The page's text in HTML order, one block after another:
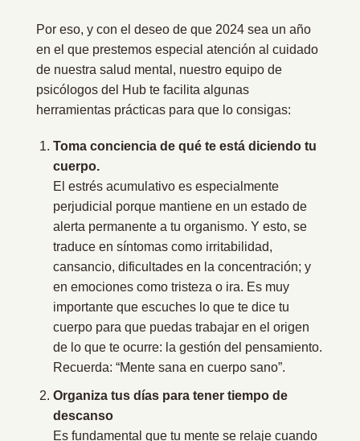
Por eso, y con el deseo de que 2024 sea un año
en el que prestemos especial atención al cuidado
de nuestra salud mental, nuestro equipo de
psicólogos del Hub te facilita algunas
herramientas prácticas para que lo consigas:
Toma conciencia de qué te está diciendo tu
cuerpo.
El estrés acumulativo es especialmente
perjudicial porque mantiene en un estado de
alerta permanente a tu organismo. Y esto, se
traduce en síntomas como irritabilidad,
cansancio, dificultades en la concentración; y
en emociones como tristeza o ira. Es muy
importante que escuches lo que te dice tu
cuerpo para que puedas trabajar en el origen
de lo que te ocurre: la gestión del pensamiento.
Recuerda: “Mente sana en cuerpo sano”.
Organiza tus días para tener tiempo de
descanso
Es fundamental que tu mente se relaje cuando